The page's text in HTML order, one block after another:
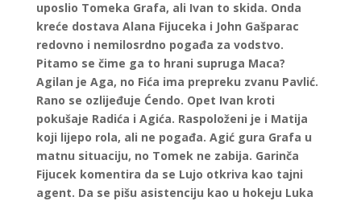
uposlio Tomeka Grafa, ali Ivan to skida. Onda
kreće dostava Alana Fijuceka i John Gašparac
redovno i nemilosrdno pogađa za vodstvo.
Pitamo se čime ga to hrani supruga Maca?
Agilan je Aga, no Fića ima prepreku zvanu Pavlić.
Rano se ozlijeđuje Ćendo. Opet Ivan kroti
pokušaje Radića i Agića. Raspoloženi je i Matija
koji lijepo rola, ali ne pogađa. Agić gura Grafa u
matnu situaciju, no Tomek ne zabija. Garinča
Fijucek komentira da se Lujo otkriva kao tajni
agent. Da se pišu asistenciju kao u hokeju Luka